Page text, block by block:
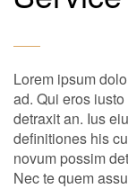
Lorem ipsum
ad. Qui eros
detraxit an. Ius
definitiones his
novum possim
Nec te quem